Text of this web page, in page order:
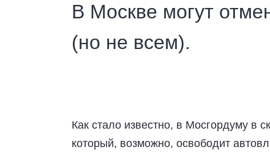
В Москве могут
(но не всем).
Как стало известно, в Мосгордуму в
который, возможно, освободит